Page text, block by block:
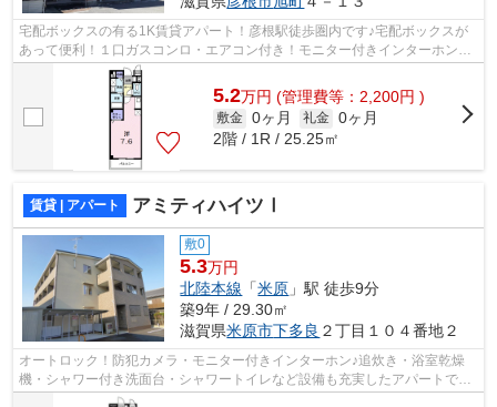
宅配ボックスの有る1K賃貸アパート！彦根駅徒歩圏内です♪宅配ボックスが
あって便利！１口ガスコンロ・エアコン付き！モニター付きインターホンと
防犯カメラで安心。
5.2万円 (管理費等：2,200円 )
敷金 0ヶ月 礼金 0ヶ月
2階 / 1R / 25.25㎡
賃貸 | アパート アミティハイツⅠ
敷0
5.3万円
北陸本線 「米原 」駅 徒歩9分
築9年 / 29.30㎡
滋賀県米原市下多良 ２丁目１０４番地２
オートロック！防犯カメラ・モニター付きインターホン♪追炊き・浴室乾燥
機・シャワー付き洗面台・シャワートイレなど設備も充実したアパートで